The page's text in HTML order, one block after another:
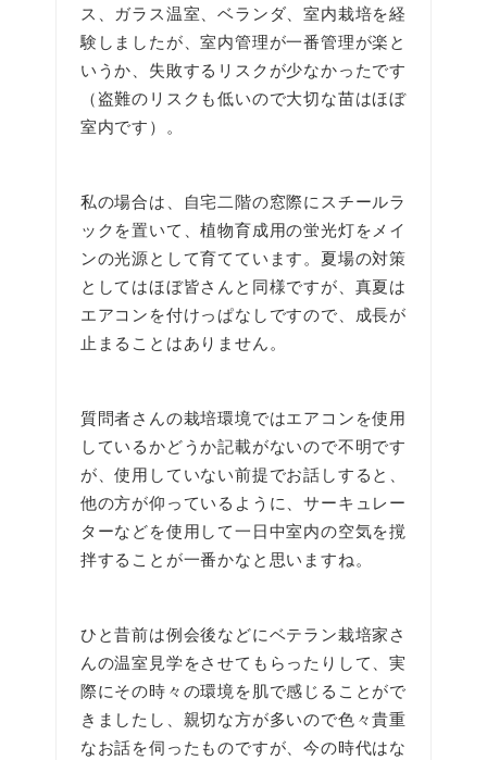
ス、ガラス温室、ベランダ、室内栽培を経
験しましたが、室内管理が一番管理が楽と
いうか、失敗するリスクが少なかったです
（盗難のリスクも低いので大切な苗はほぼ
室内です）。
私の場合は、自宅二階の窓際にスチールラ
ックを置いて、植物育成用の蛍光灯をメイ
ンの光源として育てています。夏場の対策
としてはほぼ皆さんと同様ですが、真夏は
エアコンを付けっぱなしですので、成長が
止まることはありません。
質問者さんの栽培環境ではエアコンを使用
しているかどうか記載がないので不明です
が、使用していない前提でお話しすると、
他の方が仰っているように、サーキュレー
ターなどを使用して一日中室内の空気を撹
拌することが一番かなと思いますね。
ひと昔前は例会後などにベテラン栽培家さ
んの温室見学をさせてもらったりして、実
際にその時々の環境を肌で感じることがで
きましたし、親切な方が多いので色々貴重
なお話を伺ったものですが、今の時代はな